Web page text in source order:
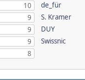
10
9
9
9
8
de_für
S. Kramer
DUY
Swissnic